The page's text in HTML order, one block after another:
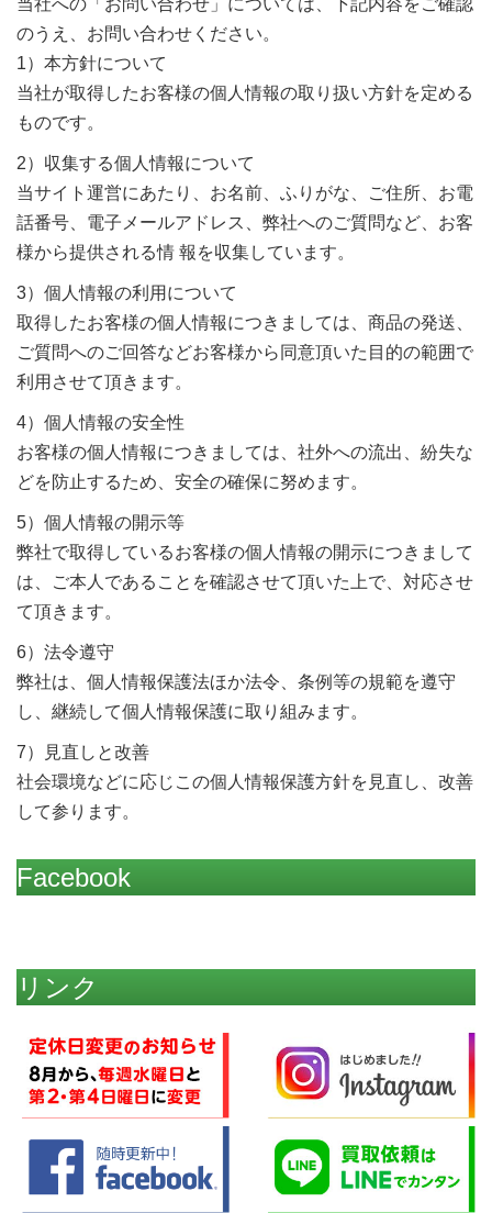
のうえ、お問い合わせください。
1）本方針について
当社が取得したお客様の個人情報の取り扱い方針を定める
ものです。
2）収集する個人情報について
当サイト運営にあたり、お名前、ふりがな、ご住所、お電
話番号、電子メールアドレス、弊社へのご質問など、お客
様から提供される情 報を収集しています。
3）個人情報の利用について
取得したお客様の個人情報につきましては、商品の発送、
ご質問へのご回答などお客様から同意頂いた目的の範囲で
利用させて頂きます。
4）個人情報の安全性
お客様の個人情報につきましては、社外への流出、紛失な
どを防止するため、安全の確保に努めます。
5）個人情報の開示等
弊社で取得しているお客様の個人情報の開示につきまして
は、ご本人であることを確認させて頂いた上で、対応させ
て頂きます。
6）法令遵守
弊社は、個人情報保護法ほか法令、条例等の規範を遵守
し、継続して個人情報保護に取り組みます。
7）見直しと改善
社会環境などに応じこの個人情報保護方針を見直し、改善
して参ります。
Facebook
リンク